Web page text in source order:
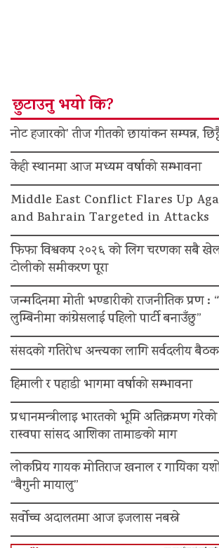
छुटाउनु भयो कि?
नोट हजारको’ तीज गीतको छायांकन सम्पन्न,
केही स्थानमा आज मध्यम वर्षाको सम्भावना
Middle East Conflict Flares Up
and Bahrain Targeted in Attacks
फिफा विश्वकप २०२६ को लिग चरणका सबै खेल
टोलीको समीकरण पूरा
जन्मदिनमा मोती भण्डारीको राजनीतिक प्रण :
लुम्बिनीमा कांग्रेसलाई पहिलो पार्टी बनाउँछु”
संसदको गतिरोध अन्त्यका लागि सर्वदलीय
हिमाली र पहाडी भागमा वर्षाको सम्भावना
प्रधानमन्त्रीलाइ भारतको भूमि अतिक्रमण
रास्वपा सांसद आशिका तामाङको माग
लोकप्रिय गायक मोतिराज खनाल र गायिका
“बैगुनी मायालु”
सर्वोच्च अदालतमा आज इजलास नबस्ने